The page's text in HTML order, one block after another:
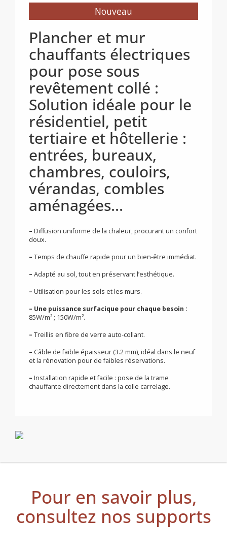
Nouveau
Plancher et mur
chauffants électriques
pour pose sous
revêtement collé :
Solution idéale pour le
résidentiel, petit
tertiaire et hôtellerie :
entrées, bureaux,
chambres, couloirs,
vérandas, combles
aménagées...
–Diffusion uniforme de la chaleur, procurant un confort
doux.
Temps de chauffe rapide pour un bien-être immédiat.
–Utilisation pour les sols et les murs.
– Une puissance surfacique pour chaque besoin :
85W/m² ; 150W/m².
Pour en savoir plus,
consultez nos supports